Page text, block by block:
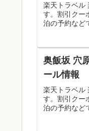
楽天トラベル
す。割引クー
泊の予約など
奥飯坂 穴
ール情報
楽天トラベル
す。割引クー
泊の予約など